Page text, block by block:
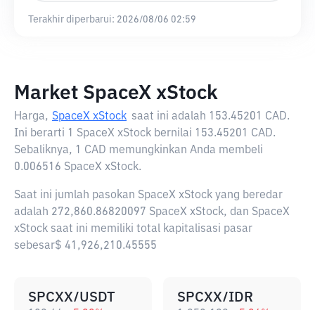
Terakhir diperbarui: 2026/08/06 02:59
Market SpaceX xStock
Harga, SpaceX xStock saat ini adalah 153.45201 CAD.
Ini berarti 1 SpaceX xStock bernilai 153.45201 CAD.
Sebaliknya, 1 CAD memungkinkan Anda membeli
0.006516 SpaceX xStock.
Saat ini jumlah pasokan SpaceX xStock yang beredar
adalah 272,860.86820097 SpaceX xStock, dan SpaceX
xStock saat ini memiliki total kapitalisasi pasar
sebesar$ 41,926,210.45555
SPCXX/USDT SPCXX/IDR